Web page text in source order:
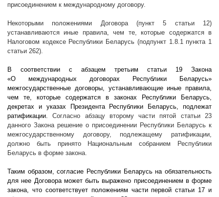
присоединением к международному договору.
Некоторыми положениями Договора (пункт 5 статьи 12)
устанавливаются иные правила, чем те, которые содержатся в
Налоговом кодексе Республики Беларусь (подпункт 1.8.1 пункта 1
статьи 262).
В соответствии с абзацем третьим статьи 19 Закона
«О международных договорах Республики Беларусь»
межгосударственные договоры, устанавливающие иные правила,
чем те, которые содержатся в законах Республики Беларусь,
декретах и указах Президента Республики Беларусь, подлежат
ратификации.Согласно абзацу второму части пятой статьи 23
данного Закона решение о присоединении Республики Беларусь к
межгосударственному договору, подлежащему ратификации,
должно быть принято Национальным собранием Республики
Беларусь в форме закона.
Таким образом, согласие Республики Беларусь на обязательность
для нее Договора может быть выражено присоединением в форме
закона, что соответствует положениям части первой статьи 17 и